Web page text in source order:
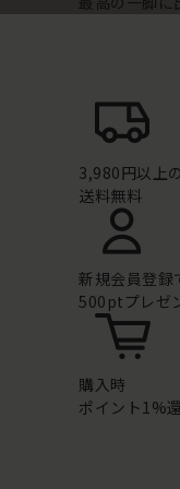
3,980円以上
送料無料
新規会員登録
500ptプレゼ
購入時
ポイント1%